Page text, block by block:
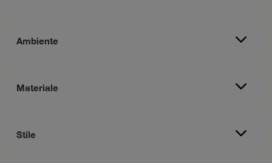
Ambiente
Materiale
Stile